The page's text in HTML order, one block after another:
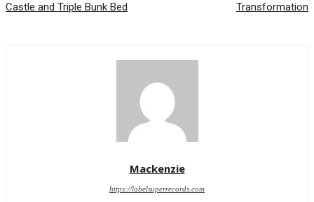
Castle and Triple Bunk Bed
Transformation
Mackenzie
https://labelsuperrecords.com